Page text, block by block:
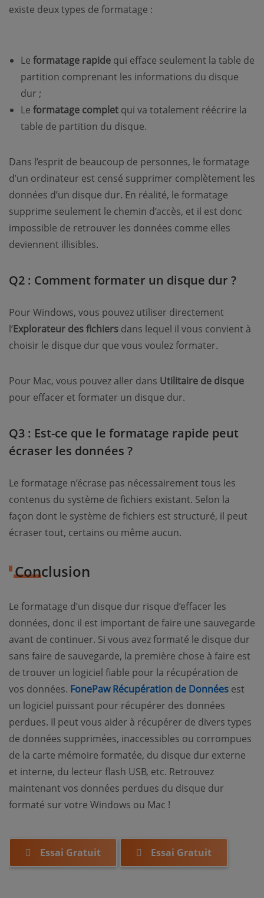
existe deux types de formatage :
Le formatage rapide qui efface seulement la table de
partition comprenant les informations du disque
dur ;
Le formatage complet qui va totalement réécrire la
table de partition du disque.
Dans l’esprit de beaucoup de personnes, le formatage
d’un ordinateur est censé supprimer complètement les
données d’un disque dur. En réalité, le formatage
supprime seulement le chemin d’accès, et il est donc
impossible de retrouver les données comme elles
deviennent illisibles.
Q2 : Comment formater un disque dur ?
Pour Windows, vous pouvez utiliser directement
l’Explorateur des fichiers dans lequel il vous convient à
choisir le disque dur que vous voulez formater.
Pour Mac, vous pouvez aller dans Utilitaire de disque
pour effacer et formater un disque dur.
Q3 : Est-ce que le formatage rapide peut
écraser les données ?
Le formatage n’écrase pas nécessairement tous les
contenus du système de fichiers existant. Selon la
façon dont le système de fichiers est structuré, il peut
écraser tout, certains ou même aucun.
Conclusion
Le formatage d’un disque dur risque d’effacer les
données, donc il est important de faire une sauvegarde
avant de continuer. Si vous avez formaté le disque dur
sans faire de sauvegarde, la première chose à faire est
de trouver un logiciel fiable pour la récupération de
vos données. FonePaw Récupération de Données est
un logiciel puissant pour récupérer des données
perdues. Il peut vous aider à récupérer de divers types
de données supprimées, inaccessibles ou corrompues
de la carte mémoire formatée, du disque dur externe
et interne, du lecteur flash USB, etc. Retrouvez
maintenant vos données perdues du disque dur
formaté sur votre Windows ou Mac !
Essai Gratuit Essai Gratuit